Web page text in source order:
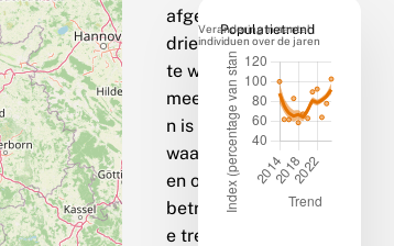
afgelopen
drie jaar op
te weinig
meetpunte
n is
waargenom
en om een
betrouwbar
e trend te
Populatietrend
Verandering in aantal
individuen over de jaren